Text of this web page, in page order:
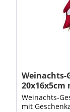
Weinachts-
20x16x5cm
Weinachts-
mit